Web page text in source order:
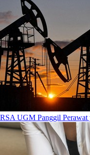
RSA UGM Panggil Perawat